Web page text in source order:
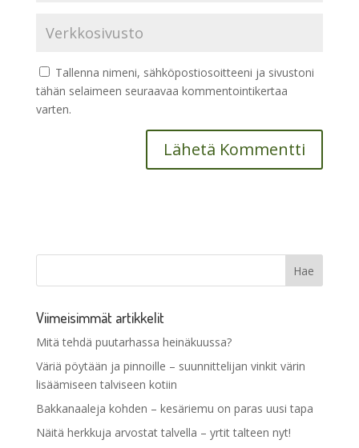
Tallenna nimeni, sähköpostiosoitteeni ja sivustoni
tähän selaimeen seuraavaa kommentointikertaa
varten.
Viimeisimmät artikkelit
Mitä tehdä puutarhassa heinäkuussa?
Väriä pöytään ja pinnoille – suunnittelijan vinkit värin
lisäämiseen talviseen kotiin
Bakkanaaleja kohden – kesäriemu on paras uusi tapa
Näitä herkkuja arvostat talvella – yrtit talteen nyt!